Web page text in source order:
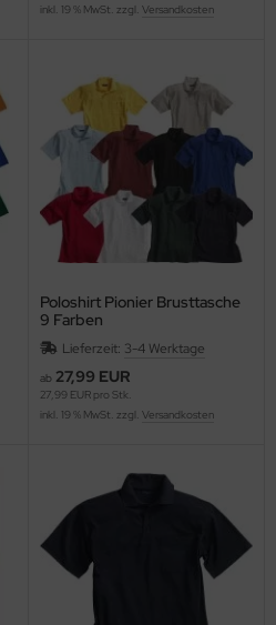
inkl. 19 % MwSt. zzgl. Versandkosten
Poloshirt Pionier Brusttasche
9 Farben
Lieferzeit: 3-4 Werktage
ab 27,99 EUR
27,99 EUR pro Stk.
inkl. 19 % MwSt. zzgl. Versandkosten